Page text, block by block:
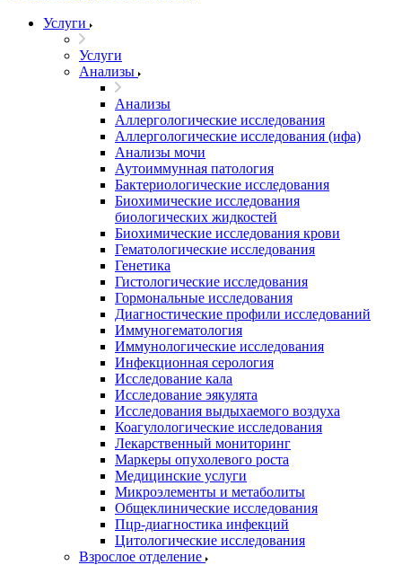
Услуги
Услуги
Анализы
Анализы
Аллергологические исследования
Аллергологические исследования (ифа)
Анализы мочи
Аутоиммунная патология
Бактериологические исследования
Биохимические исследования
биологических жидкостей
Биохимические исследования крови
Гематологические исследования
Генетика
Гистологические исследования
Гормональные исследования
Диагностические профили исследований
Иммуногематология
Иммунологические исследования
Инфекционная серология
Исследование кала
Исследование эякулята
Исследования выдыхаемого воздуха
Коагулологические исследования
Лекарственный мониторинг
Маркеры опухолевого роста
Медицинские услуги
Микроэлементы и метаболиты
Общеклинические исследования
Пцр-диагностика инфекций
Цитологические исследования
Взрослое отделение